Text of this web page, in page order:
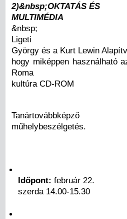
2)&nbsp;OKTATÁS ÉS
MULTIMÉDIA
&nbsp;
Ligeti
György és a Kurt Lewin
hogy miképpen használható
Roma
kultúra CD-ROM
Tanártovábbképző
műhelybeszélgetés.
Időpont: február 22.
szerda 14.00-15.30